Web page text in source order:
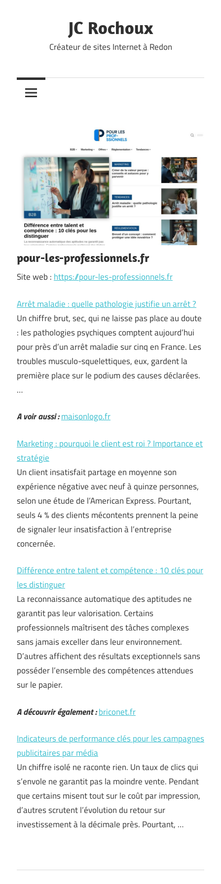
JC Rochoux
Créateur de sites Internet à Redon
pour-les-professionnels.fr
Site web : https://pour-les-professionnels.fr
Arrêt maladie : quelle pathologie justifie un arrêt ?
Un chiffre brut, sec, qui ne laisse pas place au doute
: les pathologies psychiques comptent aujourd’hui
pour près d’un arrêt maladie sur cinq en France. Les
troubles musculo-squelettiques, eux, gardent la
première place sur le podium des causes déclarées.
…
A voir aussi :maisonlogo.fr
Marketing : pourquoi le client est roi ? Importance et
stratégie
Un client insatisfait partage en moyenne son
expérience négative avec neuf à quinze personnes,
selon une étude de l’American Express. Pourtant,
seuls 4 % des clients mécontents prennent la peine
de signaler leur insatisfaction à l’entreprise
concernée.
Différence entre talent et compétence : 10 clés pour
les distinguer
La reconnaissance automatique des aptitudes ne
garantit pas leur valorisation. Certains
professionnels maîtrisent des tâches complexes
sans jamais exceller dans leur environnement.
D’autres affichent des résultats exceptionnels sans
posséder l’ensemble des compétences attendues
sur le papier.
A découvrir également :briconet.fr
Indicateurs de performance clés pour les campagnes
publicitaires par média
Un chiffre isolé ne raconte rien. Un taux de clics qui
s’envole ne garantit pas la moindre vente. Pendant
que certains misent tout sur le coût par impression,
d’autres scrutent l’évolution du retour sur
investissement à la décimale près. Pourtant, …